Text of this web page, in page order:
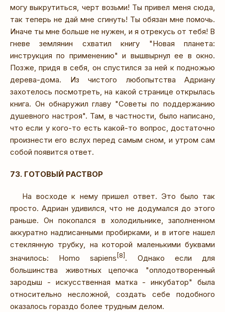
могу выкрутиться, черт возьми! Ты привел меня сюда,
так теперь не дай мне сгинуть! Ты обязан мне помочь.
Иначе ты мне больше не нужен, и я отрекусь от тебя! В
гневе землянин схватил книгу "Новая планета:
инструкция по применению" и вышвырнул ее в окно.
Позже, придя в себя, он спустился за ней к подножью
дерева-дома. Из чистого любопытства Адриану
захотелось посмотреть, на какой странице открылась
книга. Он обнаружил главу "Советы по поддержанию
душевного настроя". Там, в частности, было написано,
что если у кого-то есть какой-то вопрос, достаточно
произнести его вслух перед самым сном, и утром сам
собой появится ответ.
73. ГОТОВЫЙ РАСТВОР
На восходе к нему пришел ответ. Это было так
просто. Адриан удивился, что не додумался до этого
раньше. Он покопался в холодильнике, заполненном
аккуратно надписанными пробирками, и в итоге нашел
стеклянную трубку, на которой маленькими буквами
значилось: Homo sapiens [8] . Однако если для
большинства животных цепочка "оплодотворенный
зародыш - искусственная матка - инкубатор" была
относительно несложной, создать себе подобного
оказалось гораздо более трудным делом.